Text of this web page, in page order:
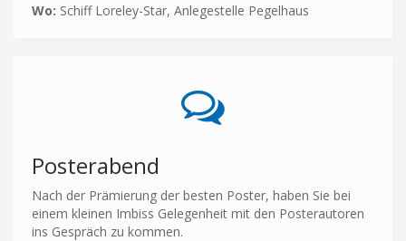
Wo: Schiff Loreley-Star, Anlegestelle Pegelhaus
Posterabend
Nach der Prämierung der besten Poster, haben Sie bei
einem kleinen Imbiss Gelegenheit mit den Posterautoren
ins Gespräch zu kommen.